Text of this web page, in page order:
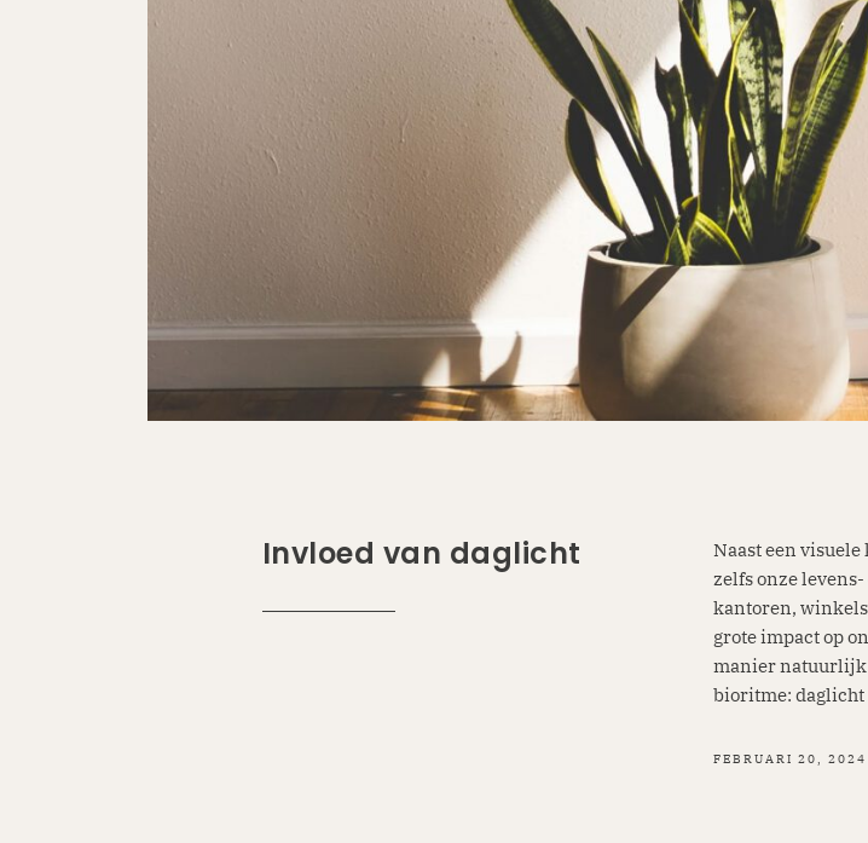
Invloed van daglicht
Naast een
zelfs onze
kantoren,
grote impact op
manier natuurlijk
bioritme: daglicht
FEBRUARI 20, 2024